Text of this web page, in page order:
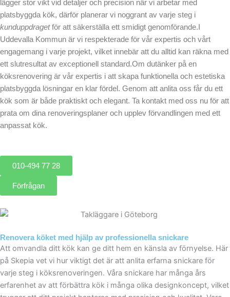
lägger stor vikt vid detaljer och precision när vi arbetar med
platsbyggda kök, därför planerar vi noggrant av varje steg i
kunduppdragetför att säkerställa ett smidigt genomförande.I
Uddevalla Kommun är vi respekterade för vår expertis och vårt
engagemang i varje projekt, vilket innebär att du alltid kan räkna med
ett slutresultat av exceptionell standard.Om dutänker på en
köksrenovering är vår expertis i att skapa funktionella och estetiska
platsbyggda lösningar en klar fördel. Genom att anlita oss får du ett
kök som är både praktiskt och elegant. Ta kontakt med oss nu för att
prata om dina renoveringsplaner och upplev förvandlingen med ett
anpassat kök.
010-494 77 28
Förfrågan
Renovera köket med hjälp av professionella snickare
Att omvandla ditt kök kan ge ditt hem en känsla av förnyelse. Här
på Skepia vet vi hur viktigt det är att anlita erfarna snickare för
varje steg i köksrenoveringen. Våra snickare har många års
erfarenhet av att förbättra kök i många olika designkoncept, vilket